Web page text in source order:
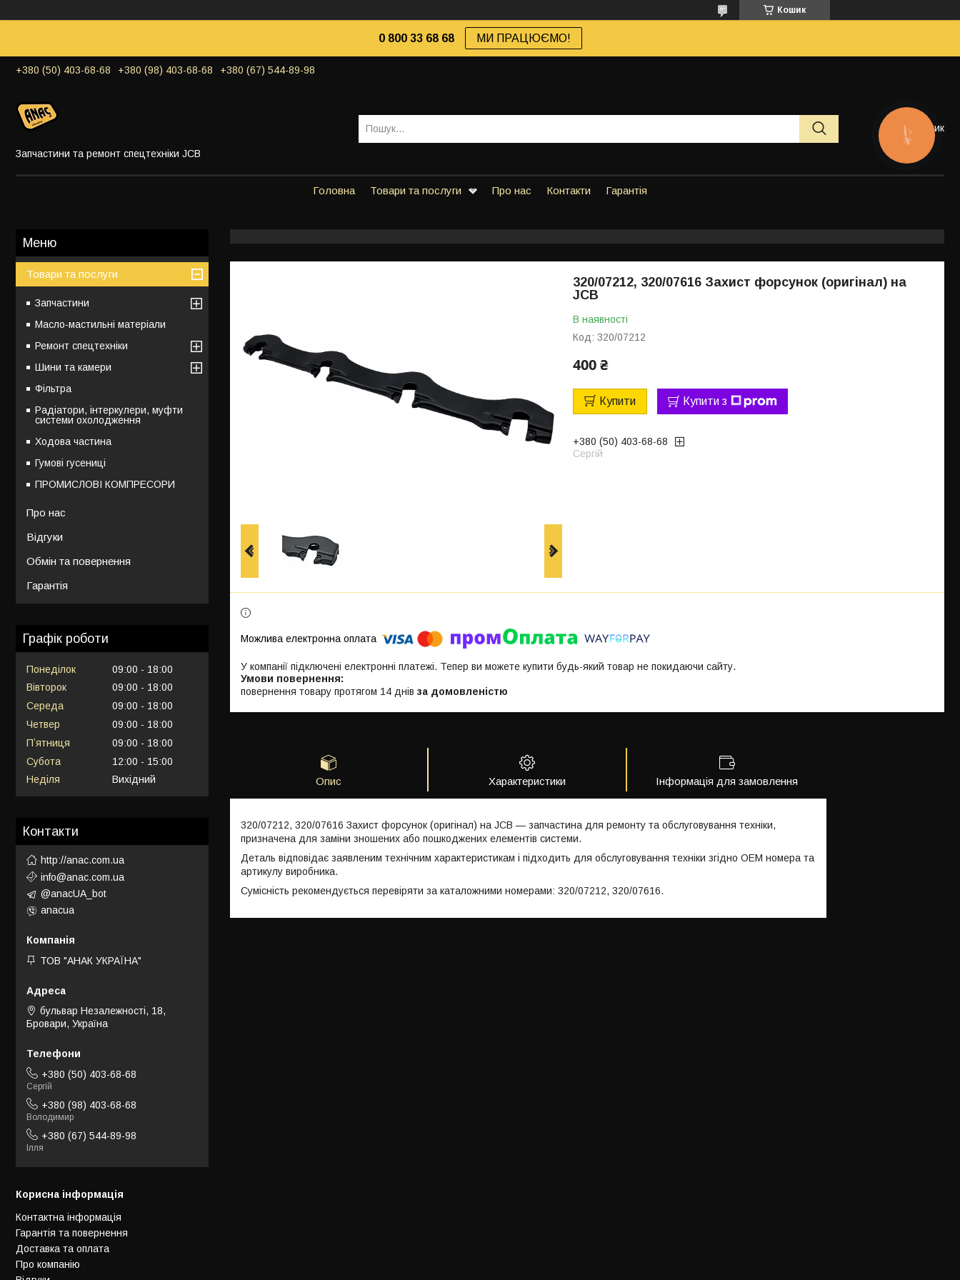
Кошик
0 800 33 68 68 МИ ПРАЦЮЄМО!
+380 (50) 403-68-68 +380 (98) 403-68-68 +380 (67) 544-89-98
Запчастини та ремонт спецтехніки JCB
Кошик
Головна Товари та послуги Про нас Контакти Гарантія
320/07212, 320/07616 Захист форсунок (оригінал) на
JCB
В наявності
Код: 320/07212
400 ₴
Купити Купити з
+380 (50) 403-68-68
Сергій
У компанії підключені електронні платежі. Тепер ви можете купити будь-який товар не покидаючи сайту.
повернення товару протягом 14 днів за домовленістю
Опис Характеристики Інформація для замовлення
320/07212, 320/07616 Захист форсунок (оригінал) на JCB — запчастина для ремонту та обслуговування техніки,
призначена для заміни зношених або пошкоджених елементів системи.
Деталь відповідає заявленим технічним характеристикам і підходить для обслуговування техніки згідно OEM номера та
артикулу виробника.
Сумісність рекомендується перевіряти за каталожними номерами: 320/07212, 320/07616.
Товари та послуги
Запчастини
Масло-мастильні матеріали
Ремонт спецтехніки
Шини та камери
Фільтра
Радіатори, інтеркулери, муфти
системи охолодження
Ходова частина
Гумові гусениці
ПРОМИСЛОВІ КОМПРЕСОРИ
Про нас
Відгуки
Обмін та повернення
Гарантія
Графік роботи
Понеділок 09:00
18:00
Вівторок
09:00
18:00
Середа
09:00
18:00
Четвер
09:00
18:00
Пʼятниця
09:00
18:00
Субота
12:00
15:00
Неділя
Вихідний
Контакти
http://anac.com.ua
info@anac.com.ua
@anacUA_bot
anacua
ТОВ "АНАК УКРАЇНА"
бульвар Незалежності, 18,
Бровари, Україна
+380 (50) 403-68-68
Сергій
+380 (98) 403-68-68
Володимир
+380 (67) 544-89-98
Ілля
Корисна інформація
Контактна інформація
Гарантія та повернення
Доставка та оплата
Про компанію
КНОПКА
ЗВ'ЯЗКУ